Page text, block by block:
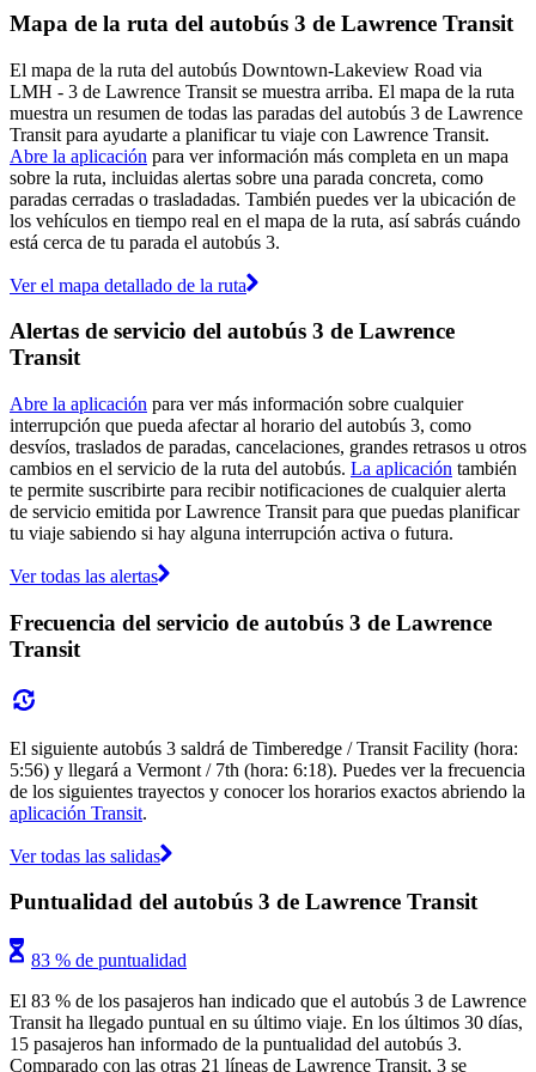
Mapa de la ruta del autobús 3 de Lawrence Transit
El mapa de la ruta del autobús Downtown-Lakeview Road via
LMH - 3 de Lawrence Transit se muestra arriba. El mapa de la ruta
muestra un resumen de todas las paradas del autobús 3 de Lawrence
Transit para ayudarte a planificar tu viaje con Lawrence Transit.
Abre la aplicación para ver información más completa en un mapa
sobre la ruta, incluidas alertas sobre una parada concreta, como
paradas cerradas o trasladadas. También puedes ver la ubicación de
los vehículos en tiempo real en el mapa de la ruta, así sabrás cuándo
está cerca de tu parada el autobús 3.
Ver el mapa detallado de la ruta
Alertas de servicio del autobús 3 de Lawrence
Transit
Abre la aplicación para ver más información sobre cualquier
interrupción que pueda afectar al horario del autobús 3, como
desvíos, traslados de paradas, cancelaciones, grandes retrasos u otros
cambios en el servicio de la ruta del autobús. La aplicación también
te permite suscribirte para recibir notificaciones de cualquier alerta
de servicio emitida por Lawrence Transit para que puedas planificar
tu viaje sabiendo si hay alguna interrupción activa o futura.
Ver todas las alertas
Frecuencia del servicio de autobús 3 de Lawrence
Transit
El siguiente autobús 3 saldrá de Timberedge / Transit Facility (hora:
5:56) y llegará a Vermont / 7th (hora: 6:18). Puedes ver la frecuencia
de los siguientes trayectos y conocer los horarios exactos abriendo la
aplicación Transit.
Ver todas las salidas
Puntualidad del autobús 3 de Lawrence Transit
83 % de puntualidad
El 83 % de los pasajeros han indicado que el autobús 3 de Lawrence
Transit ha llegado puntual en su último viaje. En los últimos 30 días,
15 pasajeros han informado de la puntualidad del autobús 3.
Comparado con las otras 21 líneas de Lawrence Transit, 3 se